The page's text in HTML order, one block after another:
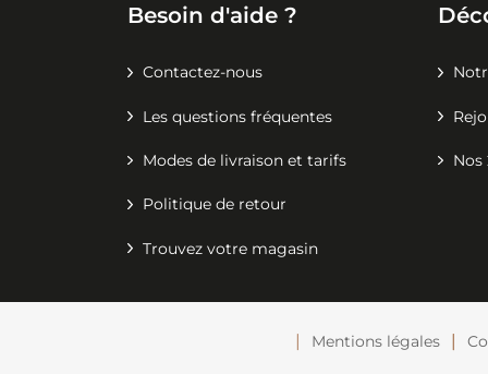
Besoin d'aide ?
Contactez-nous
Les questions fréquentes
Modes de livraison et tarifs
Politique de retour
Trouvez votre magasin
Nos
Mentions légales